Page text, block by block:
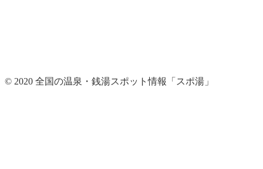
© 2020 全国の温泉・銭湯スポット情報「スポ湯」